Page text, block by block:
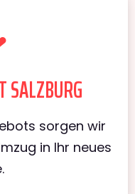
SALZBURG
sorgen wir
in Ihr neues